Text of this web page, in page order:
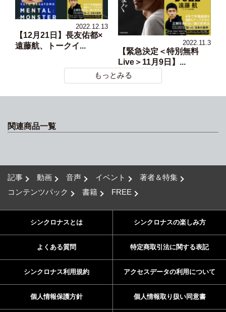
2022.12.13
【12月21日】長友佑都×
遠藤航、トークイ...
2022.11.3
【緊急決定＜特別無料
Live＞11月9日】...
もっとみる
関連商品一覧
記事 動画 音声 イベント
著者＆特集
コンテンツパック
書籍 FREE
シンクロナスとは シンクロナスの楽しみ方
よくある質問 特定商取引法に関する表記
シンクロナス利用規約 アクセスデータの利用について
個人情報保護方針 個人情報取り扱い同意書